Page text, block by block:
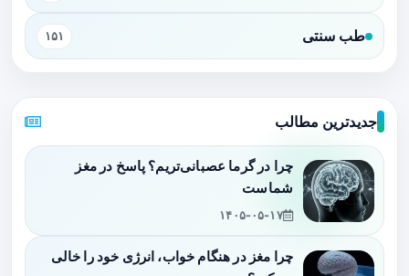
طب سنتی ۱۵۱
جدیدترین مطالب
چرا در گرما عصبانی‌تریم؟ پاسخ در مغز
شماست
۱۴۰۵-۰۵-۱۷
چرا مغز در هنگام خواب، انرژی خود را خالی